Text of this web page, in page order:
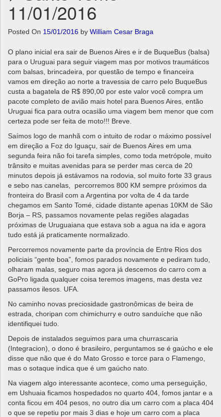
a
t
o
n
11/01/2016
Posted On 15/01/2016 by William Cesar Braga
O plano inicial era sair de Buenos Aires e ir de BuqueBus (balsa)
para o Uruguai para seguir viagem mas por motivos traumáticos
com balsas, brincadeira, por questão de tempo e financeira
vamos em direção ao norte a travessia de carro pelo BuqueBus
custa a bagatela de R$ 890,00 por este valor você compra um
pacote completo de avião mais hotel para Buenos Aires, então
Uruguai fica para outra ocasião uma viagem bem menor que com
certeza pode ser feita de moto!!! Breve.
Saímos logo de manhã com o intuito de rodar o máximo possível
em direção a Foz do Iguaçu, sair de Buenos Aires em uma
segunda feira não foi tarefa simples, como toda metrópole, muito
trânsito e muitas avenidas para se perder mas cerca de 20
minutos depois já estávamos na rodovia, sol muito forte 33 graus
e sebo nas canelas, percorremos 800 KM sempre próximos da
fronteira do Brasil com a Argentina por volta de 4 da tarde
chegamos em Santo Tomé, cidade distante apenas 10KM de São
Borja – RS, passamos novamente pelas regiões alagadas
próximas de Uruguaiana que estava sob a agua na ida e agora
tudo está já praticamente normalizado.
Percorremos novamente parte da província de Entre Rios dos
policiais “gente boa”, fomos parados novamente e pediram tudo,
olharam malas, seguro mas agora já descemos do carro com a
GoPro ligada qualquer coisa teremos imagens, mas desta vez
passamos ilesos. UFA.
No caminho novas preciosidade gastronômicas de beira de
estrada, choripan com chimichurry e outro sanduíche que não
identifiquei tudo.
Depois de instalados seguimos para uma churrascaria
(Integracion), o dono é brasileiro, perguntamos se é gaúcho e ele
disse que não que é do Mato Grosso e torce para o Flamengo,
mas o sotaque indica que é um gaúcho nato.
Na viagem algo interessante acontece, como uma perseguição,
em Ushuaia ficamos hospedados no quarto 404, fomos jantar e a
conta ficou em 404 pesos, no outro dia um carro com a placa 404
o que se repetiu por mais 3 dias e hoje um carro com a placa